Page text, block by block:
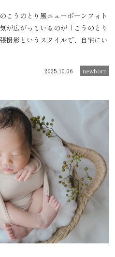
こうのとり風ニューボーンフォト
が広がっているのが「こうのとり
撮影というスタイルで、自宅にい
2025.10.06 newborn